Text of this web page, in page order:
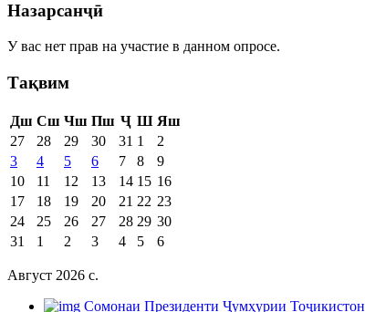
Назарсанҷӣ
У вас нет прав на участие в данном опросе.
Тақвим
Дш Сш Чш Пш Ҷ Ш Яш
27
28 29 30 31 1
2
3
4 5 6 7 8
9
10
11 12 13 14 15 16
17
18 19 20 21 22 23
24
25 26 27 28 29 30
31
1 2 3 4 5 6
Август 2026 c.
Cомонаи Президенти Ҷумҳурии Тоҷикистон